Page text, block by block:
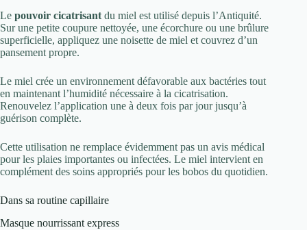
Le pouvoir cicatrisantdu miel est utilisé depuis l’Antiquité.
Sur une petite coupure nettoyée, une écorchure ou une brûlure
superficielle, appliquez une noisette de miel et couvrez d’un
pansement propre.
Le miel crée un environnement défavorable aux bactéries tout
en maintenant l’humidité nécessaire à la cicatrisation.
Renouvelez l’application une à deux fois par jour jusqu’à
guérison complète.
Cette utilisation ne remplace évidemment pas un avis médical
pour les plaies importantes ou infectées. Le miel intervient en
complément des soins appropriés pour les bobos du quotidien.
Dans sa routine capillaire
Masque nourrissant express